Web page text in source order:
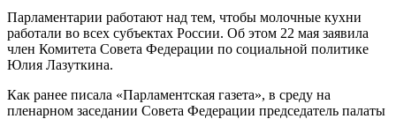
Парламентарии работают над тем, чтобы молочные кухни
работали во всех субъектах России. Об этом 22 мая заявила
член Комитета Совета Федерации по социальной политике
Юлия Лазуткина.
Как ранее писала «Парламентская газета», в среду на
пленарном заседании Совета Федерации председатель палаты